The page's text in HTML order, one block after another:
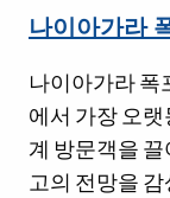
나이아가라
나이아가라 폭
에서 가장 오
계 방문객을
고의 전망을